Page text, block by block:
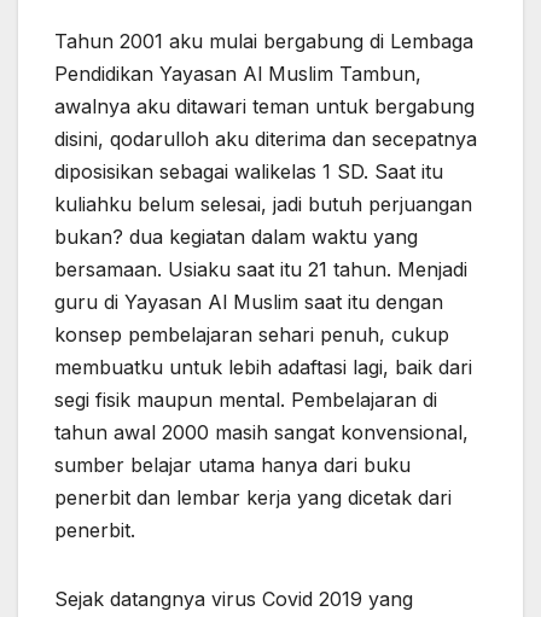
Tahun 2001 aku mulai bergabung di Lembaga
Pendidikan Yayasan Al Muslim Tambun,
awalnya aku ditawari teman untuk bergabung
disini, qodarulloh aku diterima dan secepatnya
diposisikan sebagai walikelas 1 SD. Saat itu
kuliahku belum selesai, jadi butuh perjuangan
bukan? dua kegiatan dalam waktu yang
bersamaan. Usiaku saat itu 21 tahun. Menjadi
guru di Yayasan Al Muslim saat itu dengan
konsep pembelajaran sehari penuh, cukup
membuatku untuk lebih adaftasi lagi, baik dari
segi fisik maupun mental. Pembelajaran di
tahun awal 2000 masih sangat konvensional,
sumber belajar utama hanya dari buku
penerbit dan lembar kerja yang dicetak dari
penerbit.
Sejak datangnya virus Covid 2019 yang